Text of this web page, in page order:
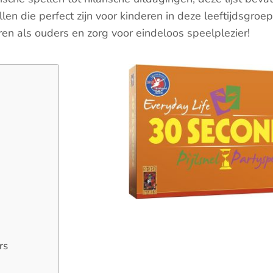
die perfect zijn voor kinderen in deze
als ouders en zorg voor eindeloos speelplezier!